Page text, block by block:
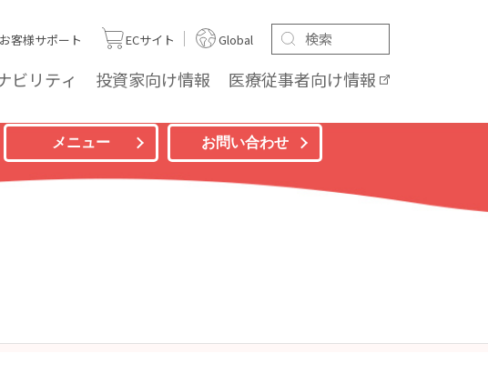
ビリティ 投資家向け情報 医療従事者向け情報
お客様サポート ECサイト Global
メニュー お問い合わせ